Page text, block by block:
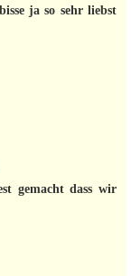
ja so sehr liebst
gemacht dass wir